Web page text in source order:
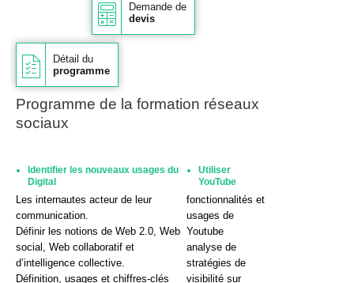
Demande de
devis
Détail du
programme
Programme de la formation réseaux
sociaux
Identifier les nouveaux usages du
Digital
Les internautes acteur de leur
communication.
Définir les notions de Web 2.0, Web
social, Web collaboratif et
d’intelligence collective.
Définition, usages et chiffres-clés
Utiliser
YouTube
fonctionnalités et
usages de
Youtube
analyse de
stratégies de
visibilité sur